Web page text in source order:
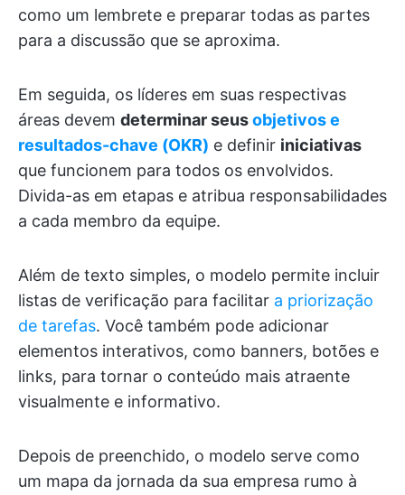
como um lembrete e preparar todas as partes
para a discussão que se aproxima.
Em seguida, os líderes em suas respectivas
áreas devem determinar seusobjetivos e
resultados-chave (OKR) e definir iniciativas
que funcionem para todos os envolvidos.
Divida-as em etapas e atribua responsabilidades
a cada membro da equipe.
Além de texto simples, o modelo permite incluir
listas de verificação para facilitar a priorização
de tarefas. Você também pode adicionar
elementos interativos, como banners, botões e
links, para tornar o conteúdo mais atraente
visualmente e informativo.
Depois de preenchido, o modelo serve como
um mapa da jornada da sua empresa rumo à